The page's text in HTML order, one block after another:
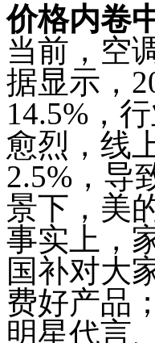
价格内卷
当前，空
据显示，
14.5%，
愈烈，线
2.5%，导
景下，美
事实上，
国补对大
费好产品
明星代言